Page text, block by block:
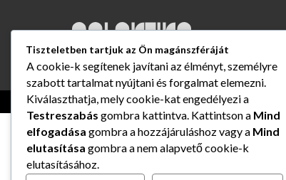
Tiszteletben tartjuk az Ön magánszféráját
A cookie-k segítenek javítani az élményt, személyre
szabott tartalmat nyújtani és forgalmat elemezni.
Kiválaszthatja, mely cookie-kat engedélyezi a
Testreszabás gombra kattintva. Kattintson a Mind
elfogadása gombra a hozzájáruláshoz vagy a Mind
elutasítása gombra a nem alapvető cookie-k
elutasításához.